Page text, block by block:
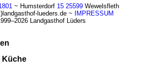
~ Humsterdorf 15 25599 Wewelsfleth
lueders.de ~
IMPRESSUM
Landgasthof Lüders
Küche